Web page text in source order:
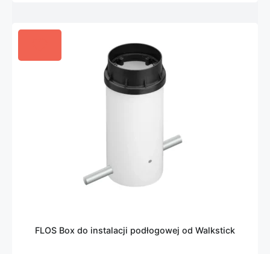
FLOS Box do instalacji podłogowej od Walkstick